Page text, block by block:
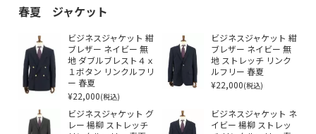
春夏 ジャケット
ビジネスジャケット 紺
ブレザー ネイビー 無
地 ダブルブレスト４ｘ
１ボタン リンクルフリ
ー 春夏
¥22,000(税込)
ビジネスジャケット 紺
ブレザー ネイビー 無
地 ストレッチ リンク
ルフリー 春夏
¥22,000(税込)
ビジネスジャケット グ
レー 楊柳 ストレッチ
ビジネスジャケット ネ
イビー 楊柳 ストレッ